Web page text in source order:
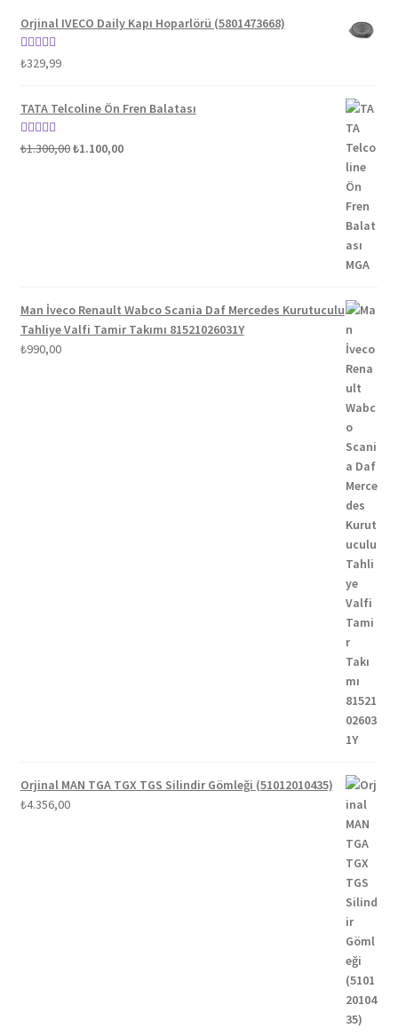
Orjinal IVECO Daily Kapı Hoparlörü (5801473668)
5 üzerinden
₺329,99
TATA Telcoline Ön Fren Balatası
5 üzerinden
₺1.300,00Orijinal
₺1.100,00Şu
Man İveco Renault Wabco Scania Daf Mercedes Kurutuculu
Tahliye Valfi Tamir Takımı 81521026031Y
₺990,00
Orjinal MAN TGA TGX TGS Silindir Gömleği (51012010435)
₺4.356,00